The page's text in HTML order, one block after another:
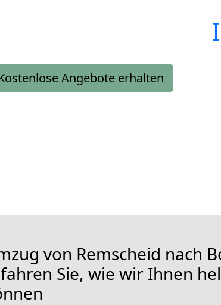
Angebote erhalten
von Remscheid nach
Sie, wie wir Ihnen